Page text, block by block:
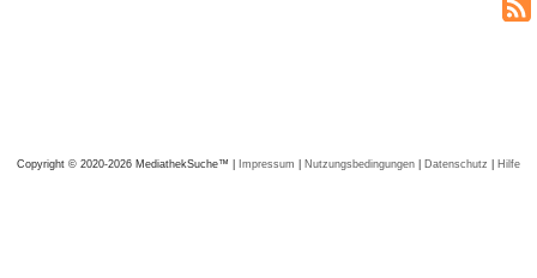
Copyright © 2020-2026 MediathekSuche™ | Impressum | Nutzungsbedingungen | Datenschutz | Hilfe